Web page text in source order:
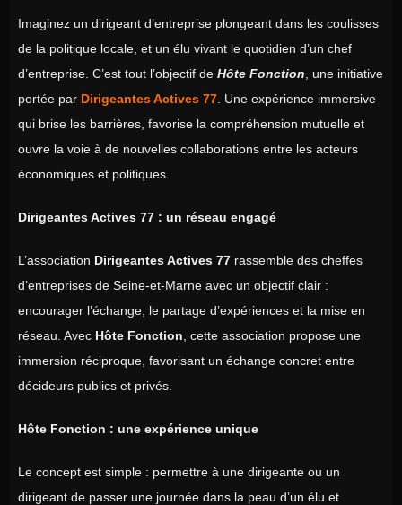
Imaginez un dirigeant d’entreprise plongeant dans les coulisses
de la politique locale, et un élu vivant le quotidien d’un chef
d’entreprise. C’est tout l’objectif de Hôte Fonction , une initiative
portée par Dirigeantes Actives 77 . Une expérience immersive
qui brise les barrières, favorise la compréhension mutuelle et
ouvre la voie à de nouvelles collaborations entre les acteurs
économiques et politiques.
Dirigeantes Actives 77 : un réseau engagé
L’association Dirigeantes Actives 77 rassemble des cheffes
d’entreprises de Seine-et-Marne avec un objectif clair :
encourager l’échange, le partage d’expériences et la mise en
réseau. Avec Hôte Fonction , cette association propose une
immersion réciproque, favorisant un échange concret entre
décideurs publics et privés.
Hôte Fonction : une expérience unique
Le concept est simple : permettre à une dirigeante ou un
dirigeant de passer une journée dans la peau d’un élu et